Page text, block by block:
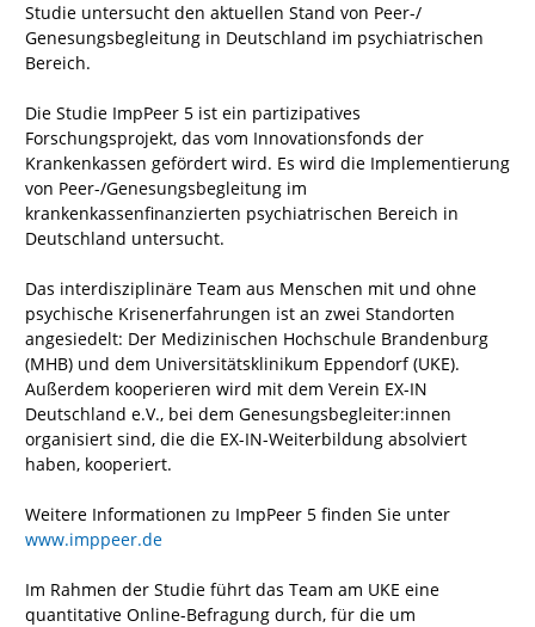
Studie untersucht den aktuellen Stand von Peer-/
Genesungsbegleitung in Deutschland im psychiatrischen
Bereich.
Die Studie ImpPeer 5 ist ein partizipatives
Forschungsprojekt, das vom Innovationsfonds der
Krankenkassen gefördert wird. Es wird die Implementierung
von Peer-/Genesungsbegleitung im
krankenkassenfinanzierten psychiatrischen Bereich in
Deutschland untersucht.
Das interdisziplinäre Team aus Menschen mit und ohne
psychische Krisenerfahrungen ist an zwei Standorten
angesiedelt: Der Medizinischen Hochschule Brandenburg
(MHB) und dem Universitätsklinikum Eppendorf (UKE).
Außerdem kooperieren wird mit dem Verein EX-IN
Deutschland e.V., bei dem Genesungsbegleiter:innen
organisiert sind, die die EX-IN-Weiterbildung absolviert
haben, kooperiert.
Weitere Informationen zu ImpPeer 5 finden Sie unter
www.imppeer.de
Im Rahmen der Studie führt das Team am UKE eine
quantitative Online-Befragung durch, für die um